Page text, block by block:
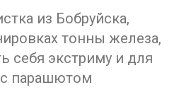
из Бобруйска,
тонны железа,
себя экстриму и для
с парашютом